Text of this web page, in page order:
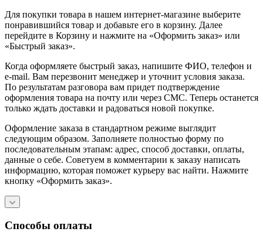
Для покупки товара в нашем интернет-магазине выберите
понравившийся товар и добавьте его в корзину. Далее
перейдите в Корзину и нажмите на «Оформить заказ» или
«Быстрый заказ».
Когда оформляете быстрый заказ, напишите ФИО, телефон и
e-mail. Вам перезвонит менеджер и уточнит условия заказа.
По результатам разговора вам придет подтверждение
оформления товара на почту или через СМС. Теперь останется
только ждать доставки и радоваться новой покупке.
Оформление заказа в стандартном режиме выглядит
следующим образом. Заполняете полностью форму по
последовательным этапам: адрес, способ доставки, оплаты,
данные о себе. Советуем в комментарии к заказу написать
информацию, которая поможет курьеру вас найти. Нажмите
кнопку «Оформить заказ».
Способы оплаты